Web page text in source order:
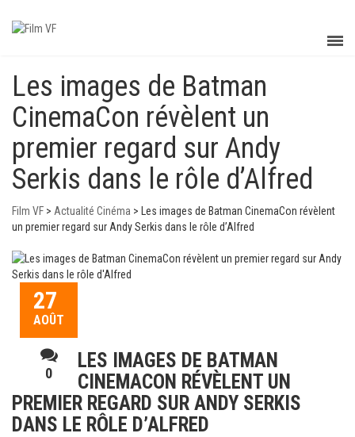
Les images de Batman
CinemaCon révèlent un
premier regard sur Andy
Serkis dans le rôle d’Alfred
Film VF > Actualité Cinéma >
Les images de Batman CinemaCon révèlent
un premier regard sur Andy Serkis dans le rôle d’Alfred
27
AOÛT
0
LES IMAGES DE BATMAN
CINEMACON RÉVÈLENT UN
PREMIER REGARD SUR ANDY SERKIS
DANS LE RÔLE D’ALFRED